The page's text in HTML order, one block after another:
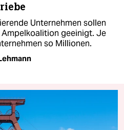
Unternehmen sollen
geeinigt. Je
so Millionen.